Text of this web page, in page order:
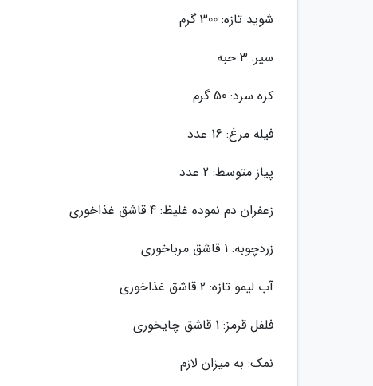
شوید تازه: 300 گرم
سیر: 3 حبه
کره سرد: 50 گرم
فیله مرغ: 16 عدد
پیاز متوسط: 2 عدد
زعفران دم نموده غلیظ: 4 قاشق غذاخوری
زردچوبه: 1 قاشق مرباخوری
آب لیمو تازه: 2 قاشق غذاخوری
فلفل قرمز: 1 قاشق چایخوری
نمک: به میزان لازم